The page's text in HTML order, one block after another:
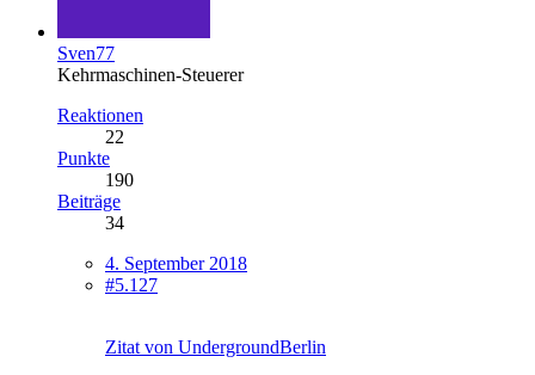
Sven77
Kehrmaschinen-Steuerer
Reaktionen
22
Punkte
190
Beiträge
34
4. September 2018
#5.127
Zitat von UndergroundBerlin